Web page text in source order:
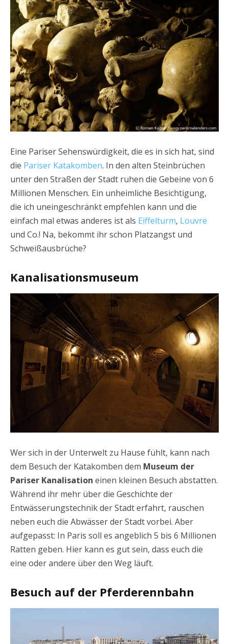
Eine Pariser Sehenswürdigkeit, die es in sich hat, sind
die Pariser Katakomben. In den alten Steinbrüchen
unter den Straßen der Stadt ruhen die Gebeine von 6
Millionen Menschen. Ein unheimliche Besichtigung,
die ich uneingeschränkt empfehlen kann und die
einfach mal etwas anderes ist als Eiffelturm, Louvre
und Co.! Na, bekommt ihr schon Platzangst und
Schweißausbrüche?
Kanalisationsmuseum
Wer sich in der Unterwelt zu Hause fühlt, kann nach
dem Besuch der Katakomben dem Museum der
Pariser Kanalisation einen kleinen Besuch abstatten.
Während ihr mehr über die Geschichte der
Entwässerungstechnik der Stadt erfahrt, rauschen
neben euch die Abwässer der Stadt vorbei. Aber
aufgepasst: In Paris soll es angeblich 5 bis 6 Millionen
Ratten geben. Hier kann es gut sein, dass euch die
eine oder andere über den Weg läuft.
Besuch auf der Pferderennbahn